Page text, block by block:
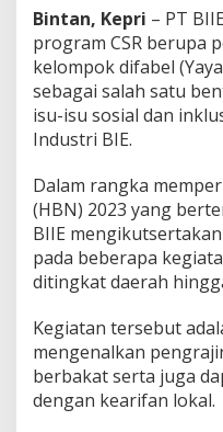
u
I
i
Bintan, Kepri – PT
program CSR berupa
kelompok difabel
sebagai salah satu
isu-isu sosial dan
Industri BIE.
Dalam rangka
(HBN) 2023 yang
BIIE
pada beberapa
ditingkat daerah
Kegiatan tersebut
mengenalkan
berbakat serta juga
dengan kearifan lokal.